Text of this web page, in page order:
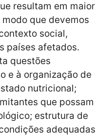
resultam em maior
que devemos
social,
países afetados.
questões
e à organização de
nutricional;
que possam
estrutura de
adequadas